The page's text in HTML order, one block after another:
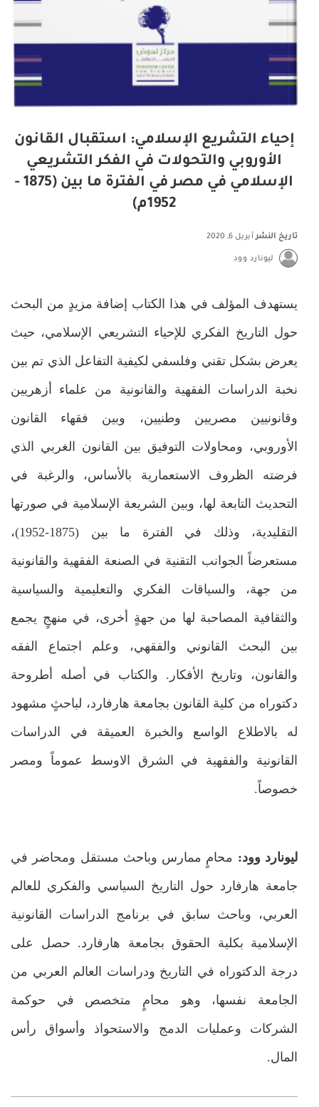
إحياء التشريع الإسلامي: استقبال القانون
الأوروبي والتحولات في الفكر التشريعي
الإسلامي في مصر في الفترة ما بين (1875 -
1952م)
تاريخ النشرأبريل 6, 2020
ليونارد وود
يستهدف المؤلف في هذا الكتاب إضافة مزيدٍ من البحث
حول التاريخ الفكري للإحياء التشريعي الإسلامي، حيث
يعرض بشكل تقني وفلسفي لكيفية التفاعل الذي تم بين
نخبة الدراسات الفقهية والقانونية من علماء أزهريين
وقانونيين مصريين وطنيين، وبين فقهاء القانون
الأوروبي، ومحاولات التوفيق بين القانون الغربي الذي
فرضته الظروف الاستعمارية بالأساس، والرغبة في
التحديث التابعة لها، وبين الشريعة الإسلامية في صورتها
التقليدية، وذلك في الفترة ما بين (1875-1952)،
مستعرضاً الجوانب التقنية في الصنعة الفقهية والقانونية
من جهة، والسياقات الفكري والتعليمية والسياسية
والثقافية المصاحبة لها من جهةٍ أخرى، في منهجٍ يجمع
بين البحث القانوني والفقهي، وعلم اجتماع الفقه
والقانون، وتاريخ الأفكار. والكتاب في أصله أطروحة
دكتوراه من كلية القانون بجامعة هارفارد، لباحثٍ مشهود
له بالاطلاع الواسع والخبرة العميقة في الدراسات
القانونية والفقهية في الشرق الاوسط عموماً ومصر
خصوصاً.
ليونارد وود:محامٍ ممارس وباحث مستقل ومحاضر في
جامعة هارفارد حول التاريخ السياسي والفكري للعالم
العربي، وباحث سابق في برنامج الدراسات القانونية
الإسلامية بكلية الحقوق بجامعة هارفارد. حصل على
درجة الدكتوراه في التاريخ ودراسات العالم العربي من
الجامعة نفسها، وهو محامٍ متخصص في حوكمة
الشركات وعمليات الدمج والاستحواذ وأسواق رأس
المال.